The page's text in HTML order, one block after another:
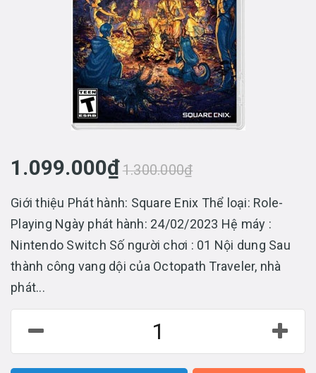
1.099.000₫1.300.000₫
Giới thiệu Phát hành: Square Enix Thể loại: Role-
Playing Ngày phát hành: 24/02/2023 Hệ máy :
Nintendo Switch Số người chơi : 01 Nội dung Sau
thành công vang dội của Octopath Traveler, nhà
phát...